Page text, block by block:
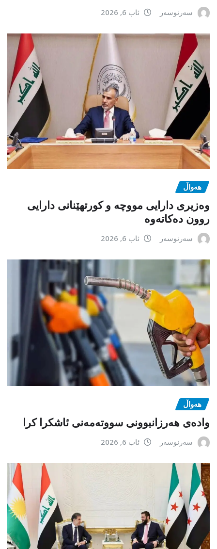
سەرنوسەر ئاب 6, 2026
هەواڵ
وەزیری دارایی مووچە و کورتهێنانی دارایی
روون دەکاتەوە
سەرنوسەر ئاب 6, 2026
هەواڵ
وادەی هەرزانبوونی سووتەمەنی ئاشکرا کرا
سەرنوسەر ئاب 6, 2026